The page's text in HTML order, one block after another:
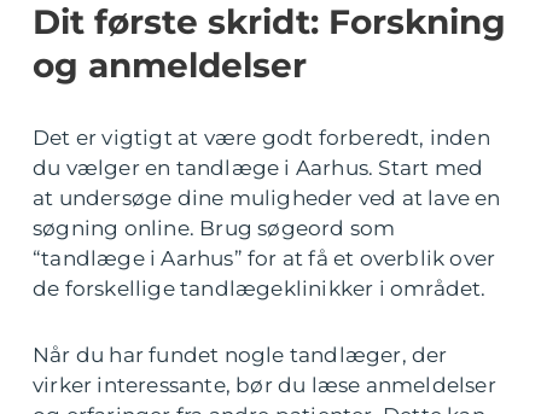
Dit første skridt: Forskning
og anmeldelser
Det er vigtigt at være godt forberedt, inden
du vælger en tandlæge i Aarhus. Start med
at undersøge dine muligheder ved at lave en
søgning online. Brug søgeord som
“tandlæge i Aarhus” for at få et overblik over
de forskellige tandlægeklinikker i området.
Når du har fundet nogle tandlæger, der
virker interessante, bør du læse anmeldelser